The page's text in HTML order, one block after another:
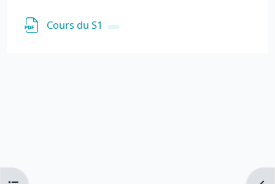
Cours du S1 Fichier